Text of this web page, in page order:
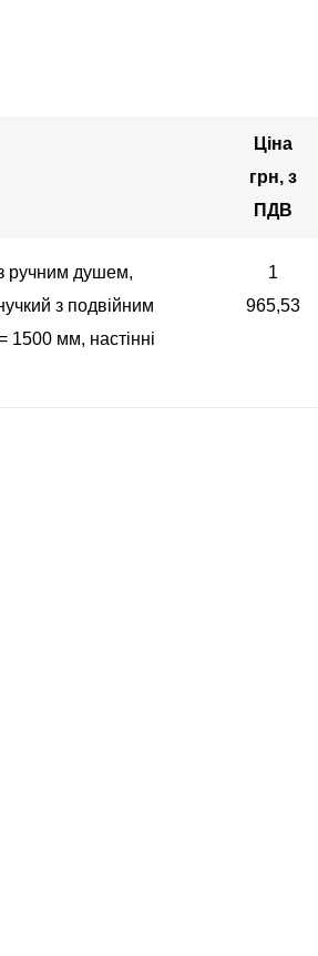
Ціна
грн, з
ПДВ
ручним душем,
з подвійним
1500 мм, настінні
1
965,53